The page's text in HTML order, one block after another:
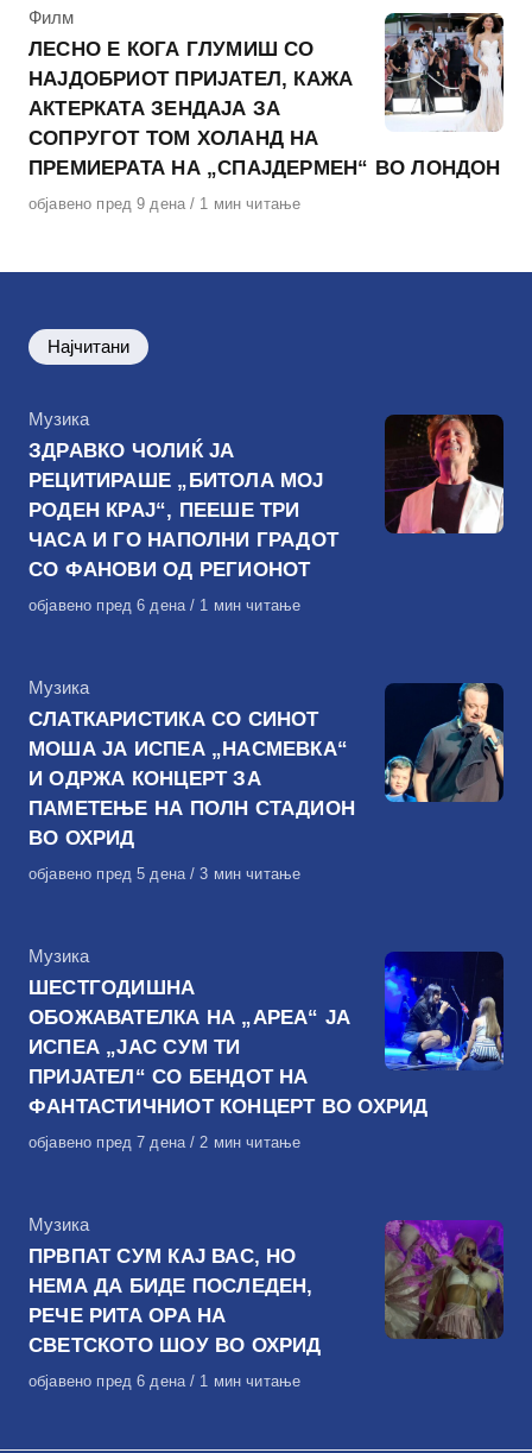
КАтегорија
Филм
ЛЕСНО Е КОГА ГЛУМИШ СО
НАЈДОБРИОТ ПРИЈАТЕЛ, КАЖА
АКТЕРКАТА ЗЕНДАЈА ЗА
СОПРУГОТ ТОМ ХОЛАНД НА
ПРЕМИЕРАТА НА „СПАЈДЕРМЕН“ ВО ЛОНДОН
Објавено
објавено пред 9 дена 1 мин читање
Најчитани
КАтегорија
Музика
ЗДРАВКО ЧОЛИЌ ЈА
РЕЦИТИРАШЕ „БИТОЛА МОЈ
РОДЕН КРАЈ“, ПЕЕШЕ ТРИ
ЧАСА И ГО НАПОЛНИ ГРАДОТ
СО ФАНОВИ ОД РЕГИОНОТ
Објавено
објавено пред 6 дена 1 мин читање
КАтегорија
Музика
СЛАТКАРИСТИКА СО СИНОТ
МОША ЈА ИСПЕА „НАСМЕВКА“
И ОДРЖА КОНЦЕРТ ЗА
ПАМЕТЕЊЕ НА ПОЛН СТАДИОН
ВО ОХРИД
Објавено
објавено пред 5 дена 3 мин читање
КАтегорија
Музика
ШЕСТГОДИШНА
ОБОЖАВАТЕЛКА НА „АРЕА“ ЈА
ИСПЕА „ЈАС СУМ ТИ
ПРИЈАТЕЛ“ СО БЕНДОТ НА
ФАНТАСТИЧНИОТ КОНЦЕРТ ВО ОХРИД
Објавено
објавено пред 7 дена 2 мин читање
КАтегорија
Музика
ПРВПАТ СУМ КАЈ ВАС, НО
НЕМА ДА БИДЕ ПОСЛЕДЕН,
РЕЧЕ РИТА ОРА НА
СВЕТСКОТО ШОУ ВО ОХРИД
Објавено
објавено пред 6 дена 1 мин читање